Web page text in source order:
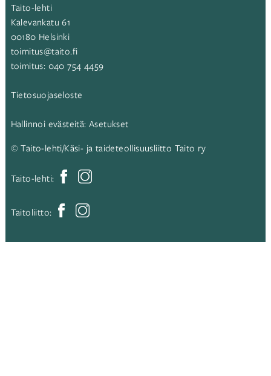
Taito-lehti
Kalevankatu 61
00180 Helsinki
toimitus@taito.fi
toimitus: 040 754 4459
Tietosuojaseloste
Hallinnoi evästeitä: Asetukset
© Taito-lehti/Käsi- ja taideteollisuusliitto Taito ry
Taito-lehti:
Taitoliitto: